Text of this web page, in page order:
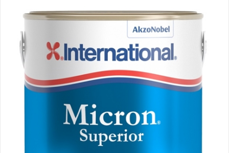
TILL KASSAN
Biltillbehör och reservdelar - BDS
Micore • Båtar
Suzuki - Utombordare
Suzumar - Gummibåtar
Honda - Utombordare
Honda - Elverk & Pumpar
Tohatsu - Utombordare